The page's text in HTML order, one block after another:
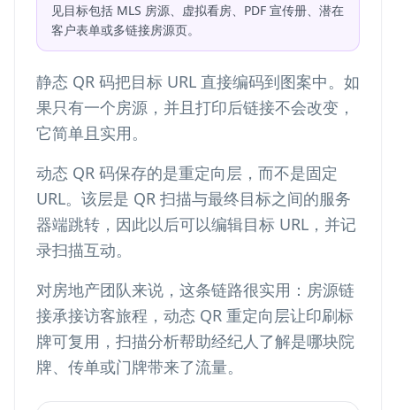
见目标包括 MLS 房源、虚拟看房、PDF 宣传册、潜在
客户表单或多链接房源页。
静态 QR 码把目标 URL 直接编码到图案中。如
果只有一个房源，并且打印后链接不会改变，
它简单且实用。
动态 QR 码保存的是重定向层，而不是固定
URL。该层是 QR 扫描与最终目标之间的服务
器端跳转，因此以后可以编辑目标 URL，并记
录扫描互动。
对房地产团队来说，这条链路很实用：房源链
接承接访客旅程，动态 QR 重定向层让印刷标
牌可复用，扫描分析帮助经纪人了解是哪块院
牌、传单或门牌带来了流量。